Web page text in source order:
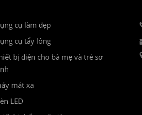
cụ làm đẹp
cụ tẩy lông
bị điện cho bà mẹ và trẻ sơ
mát xa
LED